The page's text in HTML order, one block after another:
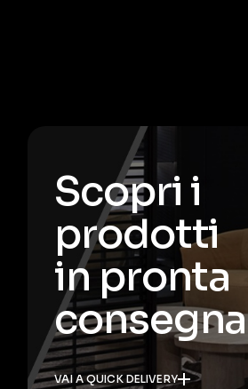
Scopri i
prodotti
in pronta
consegna
VAI A QUICK DELIVERY